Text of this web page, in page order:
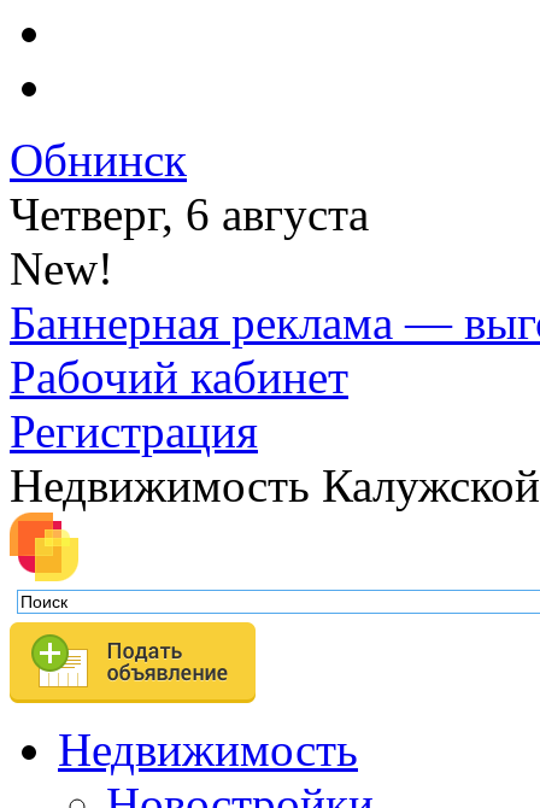
Обнинск
Четверг, 6 августа
New!
Баннерная реклама —
Рабочий кабинет
Регистрация
Недвижимость
Недвижимость